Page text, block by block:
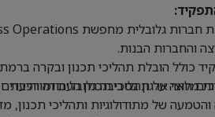
והחברות הבנות.
כולל הובלת תהליכי תכנון ובקרה
חוצי ארגון בסביבה גלובלית ומורכבת
מלאה על תהליכי תכנון העבודה
והטמעה של מתודולוגיות ותהליכי תכנון,